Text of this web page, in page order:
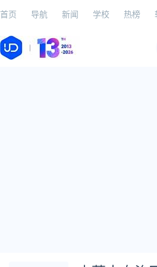
首页 导航 新闻 学校 热榜